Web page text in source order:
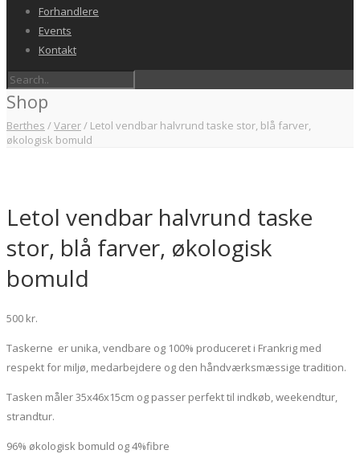
Forhandlere
Events
Kontakt
Shop
Berthes /Varer/ Letol vendbar halvrund taske stor, blå farver,
økologisk bomuld
Letol vendbar halvrund taske
stor, blå farver, økologisk
bomuld
500 kr.
Taskerne er unika, vendbare og 100% produceret i Frankrig med
respekt for miljø, medarbejdere og den håndværksmæssige tradition.
Tasken måler 35x46x15cm og passer perfekt til indkøb, weekendtur,
strandtur.
96% økologisk bomuld og 4%fibre